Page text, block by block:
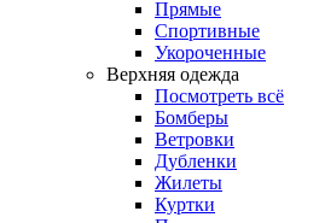
Прямые
Спортивные
Укороченные
Верхняя одежда
Посмотреть всё
Бомберы
Ветровки
Дубленки
Жилеты
Куртки